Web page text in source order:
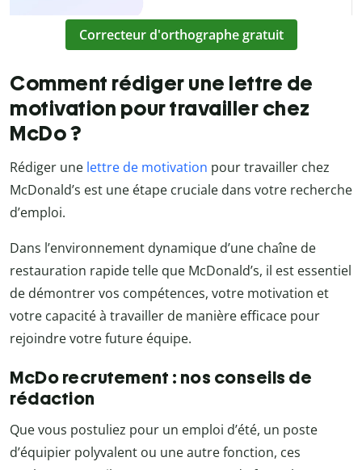
Correcteur d'orthographe gratuit
Comment rédiger une lettre de
motivation pour travailler chez
McDo ?
Rédiger une lettre de motivation pour travailler chez
McDonald’s est une étape cruciale dans votre recherche
d’emploi.
Dans l’environnement dynamique d’une chaîne de
restauration rapide telle que McDonald’s, il est essentiel
de démontrer vos compétences, votre motivation et
votre capacité à travailler de manière efficace pour
rejoindre votre future équipe.
McDo recrutement : nos conseils de
rédaction
Que vous postuliez pour un emploi d’été, un poste
d’équipier polyvalent ou une autre fonction, ces